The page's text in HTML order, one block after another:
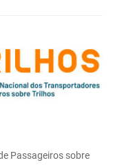
Passageiros sobre